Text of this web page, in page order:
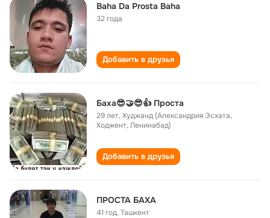
Baha Da Prosta Baha
32 года
Добавить в друзья
Баха😎🤝😎👍 Проста
29 лет,Худжанд (Александрия Эсхата,
Ходжент, Ленинабад)
Добавить в друзья
ПРОСТА БАХА
41 год,Ташкент